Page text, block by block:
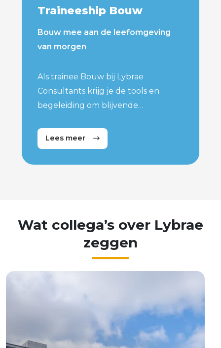
Traineeship Bouw
Bouw mee aan de leefomgeving
van morgen
Als trainee Bouw bij Lybrae
Consultants krijg je de tools en
begeleiding om blijvende
vergunningverlener of
toezichthouder bouw.
Lees meer
Wat collega’s over Lybrae
zeggen